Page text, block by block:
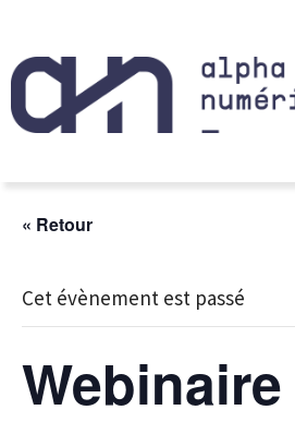
« Retour
Cet évènement est passé